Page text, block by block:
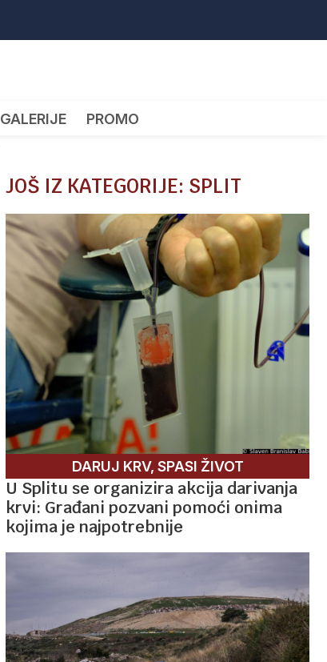
GALERIJE PROMO
JOŠ IZ KATEGORIJE: SPLIT
DARUJ KRV, SPASI ŽIVOT
U Splitu se organizira akcija darivanja
krvi: Građani pozvani pomoći onima
kojima je najpotrebnije